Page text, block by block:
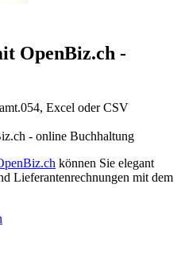
OpenBiz.ch -
Excel oder CSV
- online Buchhaltung
können Sie elegant
Lieferantenrechnungen mit dem